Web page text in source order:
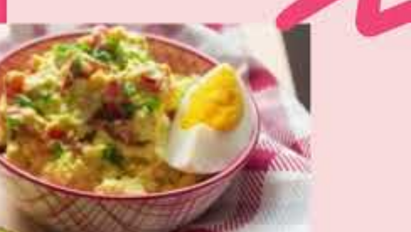
Top Rezepte für Sonntagsfrühstück aus dem Thermomix®
PORTIONEN
8
AUFWAND
Aufwändig